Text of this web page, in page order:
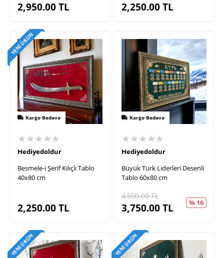
2,950.00TL 2,250.00TL
YENI ÜRÜN
Kargo Bedava
★★★★★
Hediyedoldur
Besmele-i Şerif Kılıçlı Tablo
40x80 cm
2,250.00TL
Kargo Bedava
★★★★★
Hediyedoldur
Büyük Türk Liderleri Desenli
Tablo 60x80 cm
4,500.00TL
3,750.00TL % 16
YENI ÜRÜN YENI ÜRÜN